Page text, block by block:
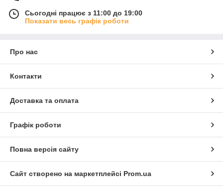
Сьогодні працює з 11:00 до 19:00
Показати весь графік роботи
Про нас
Контакти
Доставка та оплата
Графік роботи
Повна версія сайту
Сайт створено на маркетплейсі Prom.ua